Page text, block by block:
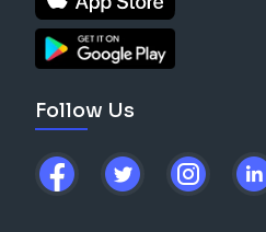
Follow Us